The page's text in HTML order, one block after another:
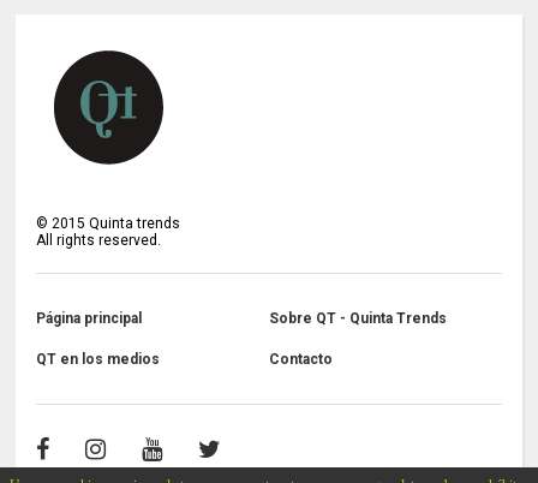
©2015 Quinta trends
All rights reserved.
Página principal Sobre QT - Quinta Trends
QT en los medios Contacto